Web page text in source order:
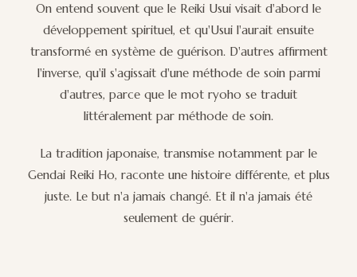
On entend souvent que le Reiki Usui visait d'abord le
développement spirituel, et qu'Usui l'aurait ensuite
transformé en système de guérison. D'autres affirment
l'inverse, qu'il s'agissait d'une méthode de soin parmi
d'autres, parce que le mot ryoho se traduit
littéralement par méthode de soin.
La tradition japonaise, transmise notamment par le
Gendai Reiki Ho, raconte une histoire différente, et plus
juste. Le but n'a jamais changé. Et il n'a jamais été
seulement de guérir.